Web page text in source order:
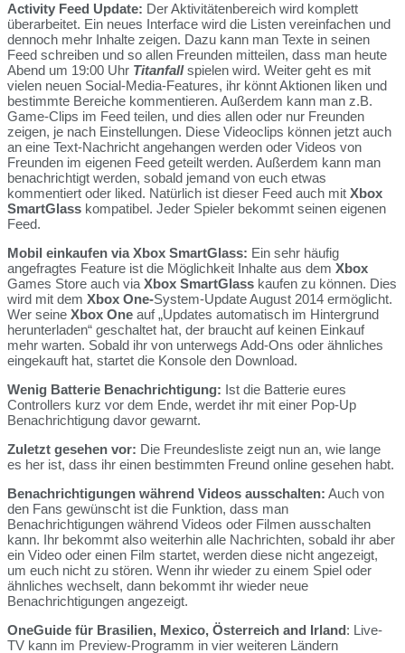
Activity Feed Update: Der Aktivitätenbereich wird komplett
überarbeitet. Ein neues Interface wird die Listen vereinfachen und
dennoch mehr Inhalte zeigen. Dazu kann man Texte in seinen
Feed schreiben und so allen Freunden mitteilen, dass man heute
Abend um 19:00 Uhr Titanfallspielen wird. Weiter geht es mit
vielen neuen Social-Media-Features, ihr könnt Aktionen liken und
bestimmte Bereiche kommentieren. Außerdem kann man z.B.
Game-Clips im Feed teilen, und dies allen oder nur Freunden
zeigen, je nach Einstellungen. Diese Videoclips können jetzt auch
an eine Text-Nachricht angehangen werden oder Videos von
Freunden im eigenen Feed geteilt werden. Außerdem kann man
benachrichtigt werden, sobald jemand von euch etwas
kommentiert oder liked. Natürlich ist dieser Feed auch mit Xbox
SmartGlass kompatibel. Jeder Spieler bekommt seinen eigenen
Feed.
Mobil einkaufen via Xbox SmartGlass: Ein sehr häufig
angefragtes Feature ist die Möglichkeit Inhalte aus dem Xbox
Games Store auch via Xbox SmartGlass kaufen zu können. Dies
wird mit dem Xbox One-System-Update August 2014 ermöglicht.
Wer seine Xbox One auf „Updates automatisch im Hintergrund
herunterladen“ geschaltet hat, der braucht auf keinen Einkauf
mehr warten. Sobald ihr von unterwegs Add-Ons oder ähnliches
eingekauft hat, startet die Konsole den Download.
Wenig Batterie Benachrichtigung: Ist die Batterie eures
Controllers kurz vor dem Ende, werdet ihr mit einer Pop-Up
Benachrichtigung davor gewarnt.
Zuletzt gesehen vor: Die Freundesliste zeigt nun an, wie lange
es her ist, dass ihr einen bestimmten Freund online gesehen habt.
Benachrichtigungen während Videos ausschalten: Auch von
den Fans gewünscht ist die Funktion, dass man
Benachrichtigungen während Videos oder Filmen ausschalten
kann. Ihr bekommt also weiterhin alle Nachrichten, sobald ihr aber
ein Video oder einen Film startet, werden diese nicht angezeigt,
um euch nicht zu stören. Wenn ihr wieder zu einem Spiel oder
ähnliches wechselt, dann bekommt ihr wieder neue
Benachrichtigungen angezeigt.
OneGuide für Brasilien, Mexico, Österreich and Irland: Live-
TV kann im Preview-Programm in vier weiteren Ländern